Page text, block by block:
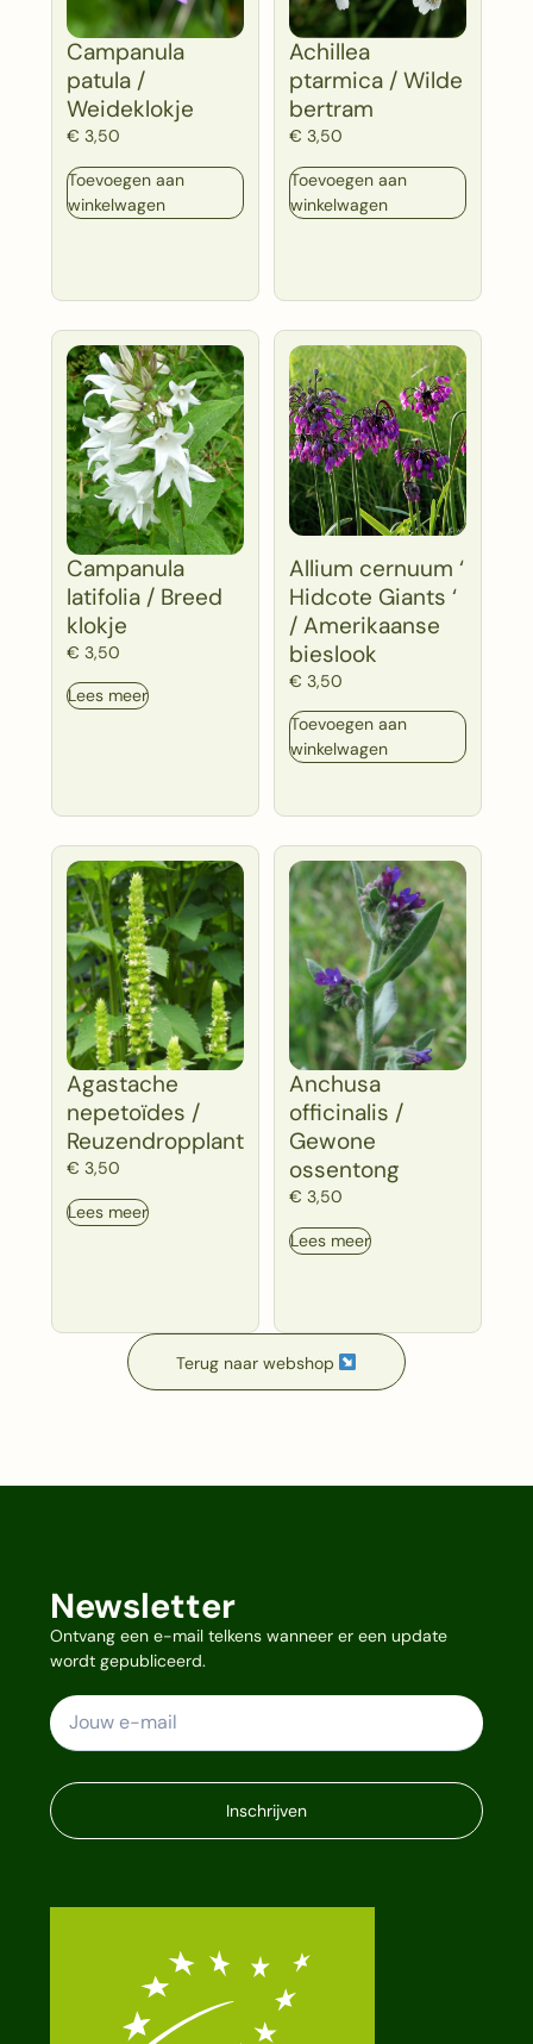
Campanula
patula /
Weideklokje
€ 3,50
Toevoegen aan
winkelwagen
Achillea
ptarmica / Wilde
bertram
€ 3,50
Toevoegen aan
winkelwagen
Campanula
latifolia / Breed
klokje
€ 3,50
Lees meer
Allium cernuum ‘
Hidcote Giants ‘
/ Amerikaanse
bieslook
€ 3,50
Toevoegen aan
winkelwagen
Agastache
nepetoïdes /
Reuzendropplant
€ 3,50
Lees meer
Anchusa
officinalis /
Gewone
ossentong
€ 3,50
Lees meer
Terug naar webshop
Newsletter
Ontvang een e-mail telkens wanneer er een update
wordt gepubliceerd.
Inschrijven